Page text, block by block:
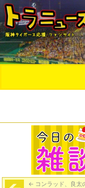
← コンラッド、良太